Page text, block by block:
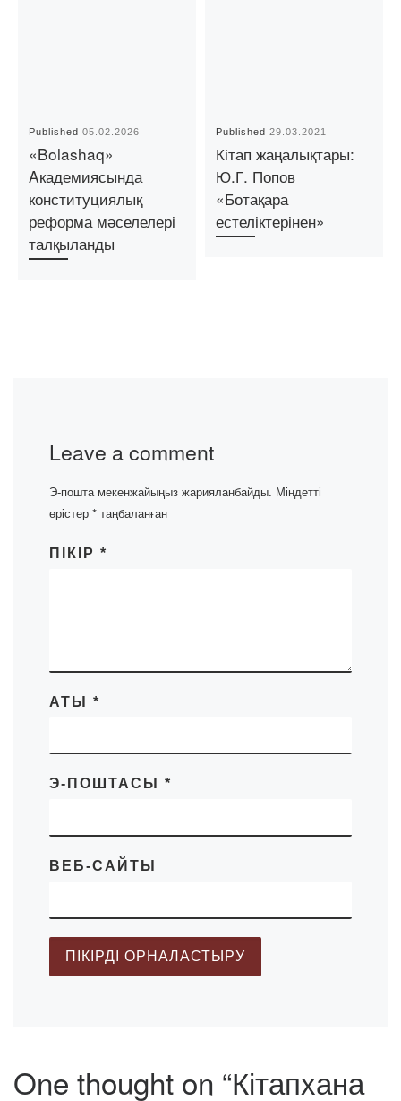
Published05.02.2026
«Bolashaq»
Aкадемиясында
конституциялық
реформа мәселелері
талқыланды
Published29.03.2021
Кітап жаңалықтары:
Ю.Г. Попов
«Ботақара
естеліктерінен»
Leave a comment
Э-пошта мекенжайыңыз жарияланбайды. Міндетті
өрістер * таңбаланған
ПІКІР *
АТЫ *
Э-ПОШТАСЫ *
ВЕБ-САЙТЫ
One thought on “Кітапхана